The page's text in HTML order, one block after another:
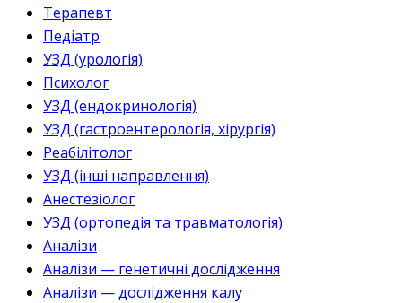
Терапевт
Педіатр
УЗД (урологія)
Психолог
УЗД (ендокринологія)
УЗД (гастроентерологія, хірургія)
Реабілітолог
УЗД (інші направлення)
Анестезіолог
УЗД (ортопедія та травматологія)
Аналізи
Аналізи — генетичні дослідження
Аналізи — дослідження калу